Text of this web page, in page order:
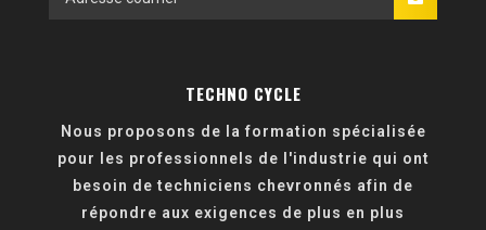
TECHNO CYCLE
Nous proposons de la formation spécialisée
pour les professionnels de l'industrie qui ont
besoin de techniciens chevronnés afin de
répondre aux exigences de plus en plus